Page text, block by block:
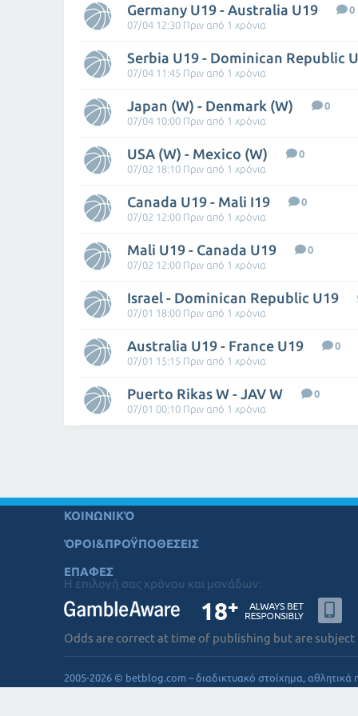
Germany U19 - Australia U19
0
07/04 12:30 Πριν από 1 χρόνια
Serbia U19 - Dominican Republic
07/04 11:45 Πριν από 1 χρόνια
Japan (W) - Denmark (W)
0
07/04 10:00 Πριν από 1 χρόνια
USA (W) - Mexico (W)
0
07/02 18:10 Πριν από 1 χρόνια
Canada U19 - Mali I19
0
07/02 12:00 Πριν από 1 χρόνια
Mali U19 - Canada U19
0
07/02 12:00 Πριν από 1 χρόνια
Israel - Dominican Republic U19
07/01 18:00 Πριν από 1 χρόνια
Australia U19 - France U19
0
07/01 15:15 Πριν από 1 χρόνια
Puerto Rikas W - JAV W
0
07/01 00:10 Πριν από 1 χρόνια
ΚΟΙΝΩΝΙΚΌ
ΌΡΟΙ&ΠΡΟΫΠΟΘΕΣΕΙΣ
ΕΠΑΦΕΣ
Η επιλογή σας χρόνου και μονάδων:
Odds are correct at time of publishing but are subject
2005-2026 © betblog.com – διαδικτυακό στοίχημα, αθλητικά